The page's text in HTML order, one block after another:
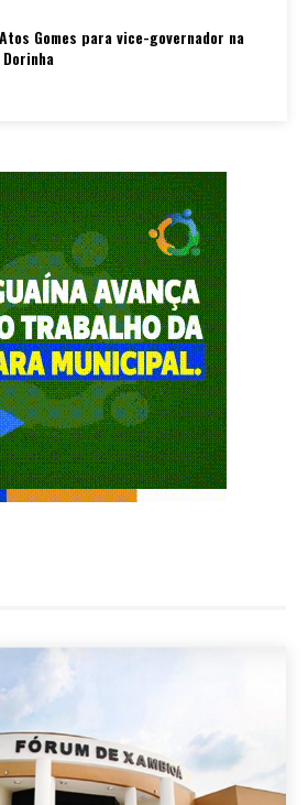
Gomes para vice-governador na